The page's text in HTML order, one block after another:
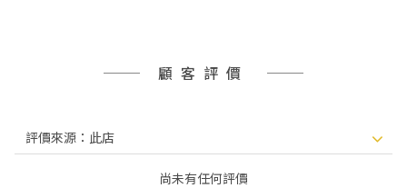
顧客評價
尚未有任何評價